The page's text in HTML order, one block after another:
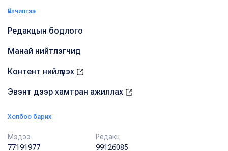
Үйлчилгээ
Редакцын бодлого
Манай нийтлэгчид
Контент нийлүүлэх
Эвэнт дээр хамтран ажиллах
Холбоо барих
Мэдээ
77191977
Редакц
99126085